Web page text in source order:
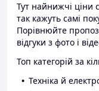
Тут найнижчі ціни
так кажуть самі
Порівнюйте
відгуки з фото і
Топ категорій за
Техніка й